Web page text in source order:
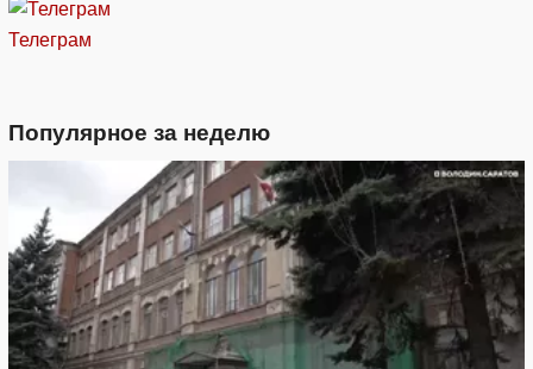
Телеграм
Популярное за неделю